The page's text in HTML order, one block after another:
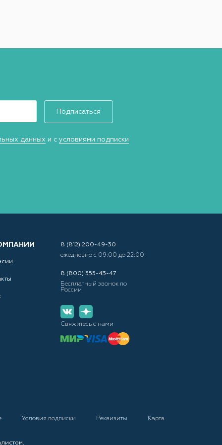
Подписаться
данных и с условиями подписки
8 (812) 200-49-30
ежедневно с 09:00 до 22:00
8 (800) 555-43-47
Бесплатный звонок по
России
Свяжитесь с нами
Условия подписки Реквизиты
Карта